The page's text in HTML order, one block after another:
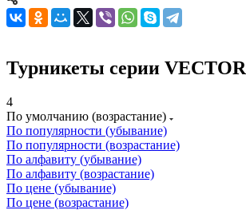
Турникеты серии VECTOR
4
По умолчанию (возрастание)
По популярности (убывание)
По популярности (возрастание)
По алфавиту (убывание)
По алфавиту (возрастание)
По цене (убывание)
По цене (возрастание)